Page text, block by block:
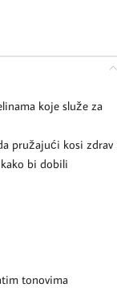
koje služe za
pružajući kosi zdrav
bi dobili
tonovima